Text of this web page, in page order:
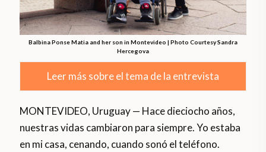
Balbina Ponse Matia and her son in Montevideo | Photo Courtesy Sandra
Hercegova
Leer más sobre el tema de la entrevista
MONTEVIDEO, Uruguay — Hace dieciocho años,
nuestras vidas cambiaron para siempre. Yo estaba
en mi casa, cenando, cuando sonó el teléfono.